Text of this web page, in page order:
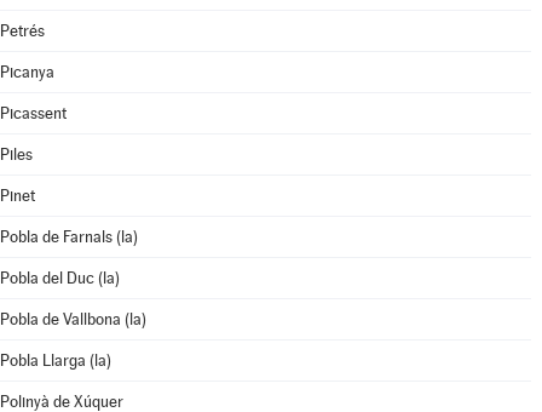
Petrés
Picanya
Picassent
Piles
Pinet
Pobla de Farnals (la)
Pobla del Duc (la)
Pobla de Vallbona (la)
Pobla Llarga (la)
Polinyà de Xúquer